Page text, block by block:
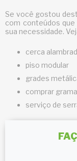
Se você gostou
com conteúdos
sua necessidade.
cerca
piso modular
grades
comprar
serviço de